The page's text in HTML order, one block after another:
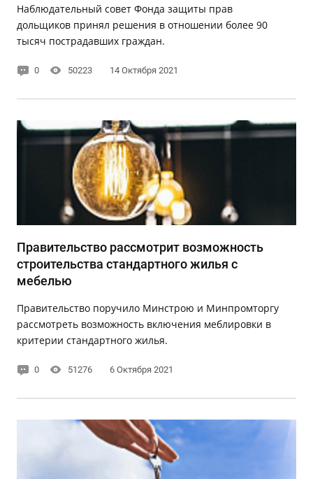
Наблюдательный совет Фонда защиты прав
дольщиков принял решения в отношении более 90
тысяч пострадавших граждан.
0 50223 14 Октября 2021
Правительство рассмотрит возможность
строительства стандартного жилья с
мебелью
Правительство поручило Минстрою и Минпромторгу
рассмотреть возможность включения меблировки в
критерии стандартного жилья.
0 51276 6 Октября 2021